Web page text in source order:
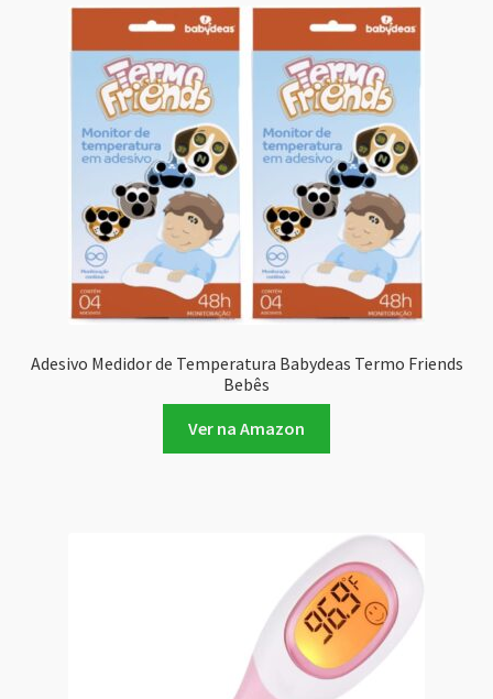
Adesivo Medidor de Temperatura Babydeas Termo Friends
Bebês
Ver na Amazon